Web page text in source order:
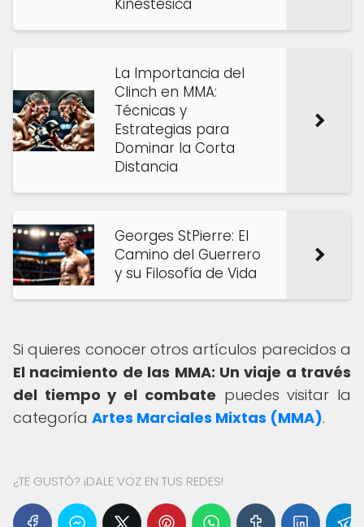
Kinestésica
La Importancia del
Clinch en MMA:
Técnicas y
Estrategias para
Dominar la Corta
Distancia
Georges StPierre: El
Camino del Guerrero
y su Filosofía de Vida
Si quieres conocer otros artículos parecidos a
El nacimiento de las MMA: Un viaje a través
del tiempo y el combate puedes visitar la
categoría Artes Marciales Mixtas (MMA).
¿TE GUSTÓ? ¡DALE VOZ EN TUS REDES!